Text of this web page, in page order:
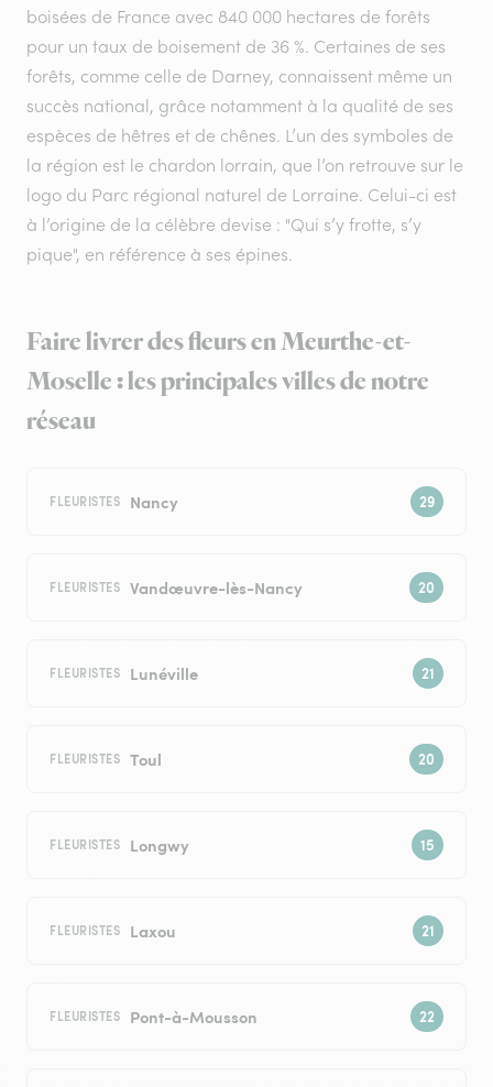
boisées de France avec 840 000 hectares de forêts
pour un taux de boisement de 36 %. Certaines de ses
forêts, comme celle de Darney, connaissent même un
succès national, grâce notamment à la qualité de ses
espèces de hêtres et de chênes. L’un des symboles de
la région est le chardon lorrain, que l’on retrouve sur le
logo du Parc régional naturel de Lorraine. Celui-ci est
à l’origine de la célèbre devise : "Qui s’y frotte, s’y
pique", en référence à ses épines.
Faire livrer des fleurs en Meurthe-et-
Moselle : les principales villes de notre
réseau
FLEURISTES Nancy
FLEURISTES Vandœuvre-lès-Nancy
FLEURISTES Lunéville
FLEURISTES Toul
FLEURISTES Longwy
FLEURISTES Laxou
FLEURISTES Pont-à-Mousson